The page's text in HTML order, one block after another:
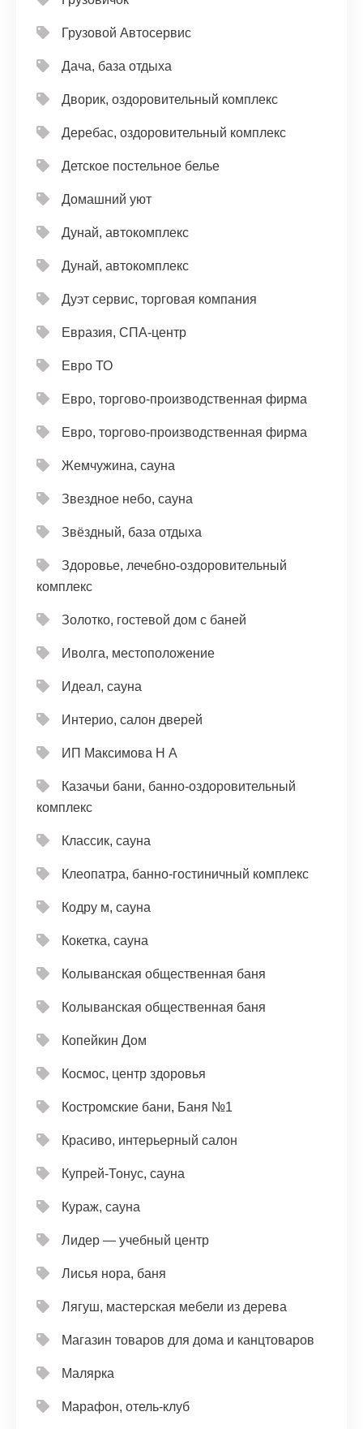
Грузовой Автосервис
Дача, база отдыха
Дворик, оздоровительный комплекс
Деребас, оздоровительный комплекс
Детское постельное белье
Домашний уют
Дунай, автокомплекс
Дунай, автокомплекс
Дуэт сервис, торговая компания
Евразия, СПА-центр
Евро ТО
Евро, торгово-производственная фирма
Евро, торгово-производственная фирма
Жемчужина, сауна
Звездное небо, сауна
Звёздный, база отдыха
Здоровье, лечебно-оздоровительный
комплекс
Золотко, гостевой дом с баней
Иволга, местоположение
Идеал, сауна
Интерио, салон дверей
ИП Максимова Н А
Казачьи бани, банно-оздоровительный
комплекс
Классик, сауна
Клеопатра, банно-гостиничный комплекс
Кодру м, сауна
Кокетка, сауна
Колыванская общественная баня
Колыванская общественная баня
Копейкин Дом
Космос, центр здоровья
Костромские бани, Баня №1
Красиво, интерьерный салон
Купрей-Тонус, сауна
Кураж, сауна
Лидер — учебный центр
Лисья нора, баня
Лягуш, мастерская мебели из дерева
Магазин товаров для дома и канцтоваров
Малярка
Марафон, отель-клуб